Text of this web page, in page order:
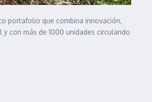
portafolio que combina innovación,
con más de 1000 unidades circulando